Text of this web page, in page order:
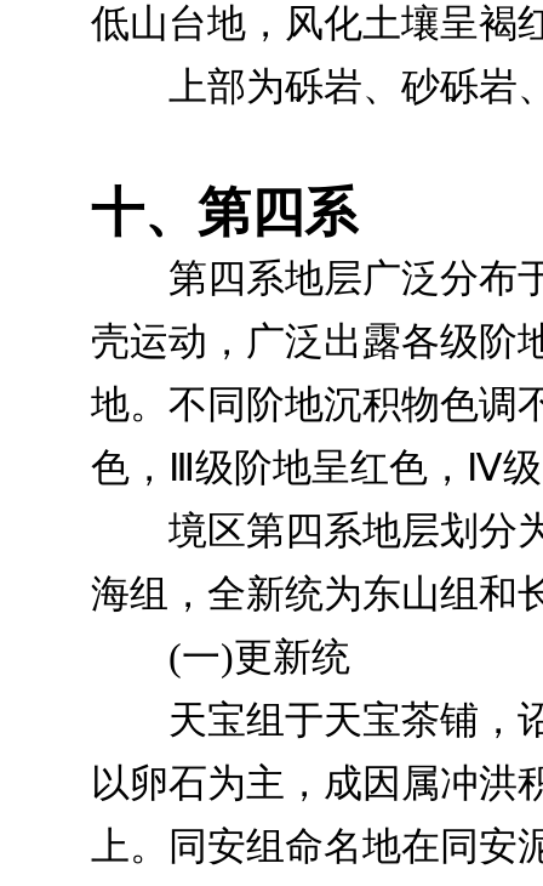
低山台地，风化土壤呈褐
上部为砾岩、砂砾岩、
十、第四系
第四系地层广泛分布于
壳运动，广泛出露各级阶
地。不同阶地沉积物色调
色，Ⅲ级阶地呈红色，Ⅳ
境区第四系地层划分为
海组，全新统为东山组和
(一)更新统
天宝组于天宝茶铺，诏
以卵石为主，成因属冲洪
上。同安组命名地在同